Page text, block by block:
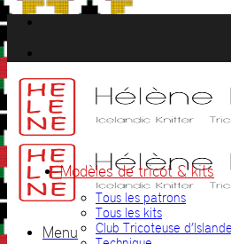
Passer
au
contenu
Menu
Modèles de tricot & kits
Tous les patrons
Tous les kits
Club Tricoteuse d’Islande